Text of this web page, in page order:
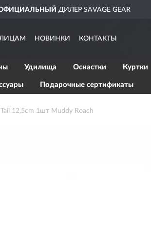
ДИЛЕР SAVAGE GEAR
НОВИНКИ КОНТАКТЫ
Удилища Оснастки Куртки
Подарочные сертификаты
Tail 12,5cm 1шт Muddy Roach